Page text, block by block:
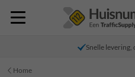
Snelle levering,
Home